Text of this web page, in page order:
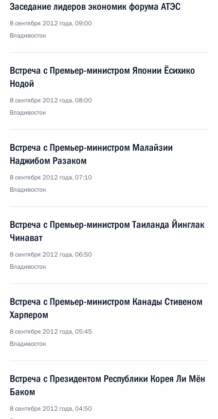
Заседание лидеров экономик форума АТЭС
8 сентября 2012 года, 09:00
Владивосток
Встреча с Премьер-министром Японии Ёсихико
Нодой
8 сентября 2012 года, 08:00
Владивосток
Встреча с Премьер-министром Малайзии
Наджибом Разаком
8 сентября 2012 года, 07:10
Владивосток
Встреча с Премьер-министром Таиланда Йинглак
Чинават
8 сентября 2012 года, 06:50
Владивосток
Встреча с Премьер-министром Канады Стивеном
Харпером
8 сентября 2012 года, 05:45
Владивосток
Встреча с Президентом Республики Корея Ли Мён
Баком
8 сентября 2012 года, 04:50